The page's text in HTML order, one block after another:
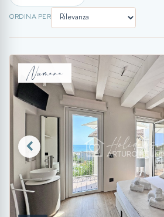
ORDINA PER
Numana